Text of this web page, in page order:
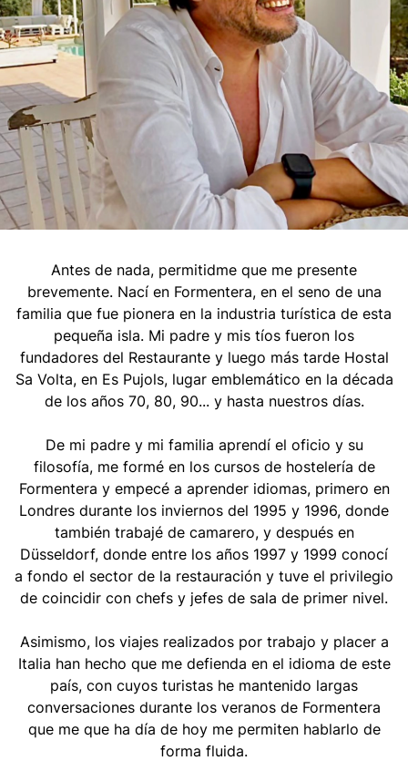
Antes de nada, permitidme que me presente
brevemente. Nací en Formentera, en el seno de una
familia que fue pionera en la industria turística de esta
pequeña isla. Mi padre y mis tíos fueron los
fundadores del Restaurante y luego más tarde Hostal
Sa Volta, en Es Pujols, lugar emblemático en la década
de los años 70, 80, 90... y hasta nuestros días.
De mi padre y mi familia aprendí el oficio y su
filosofía, me formé en los cursos de hostelería de
Formentera y empecé a aprender idiomas, primero en
Londres durante los inviernos del 1995 y 1996, donde
también trabajé de camarero, y después en
Düsseldorf, donde entre los años 1997 y 1999 conocí
a fondo el sector de la restauración y tuve el privilegio
de coincidir con chefs y jefes de sala de primer nivel.
Asimismo, los viajes realizados por trabajo y placer a
Italia han hecho que me defienda en el idioma de este
país, con cuyos turistas he mantenido largas
conversaciones durante los veranos de Formentera
que me que ha día de hoy me permiten hablarlo de
forma fluida.